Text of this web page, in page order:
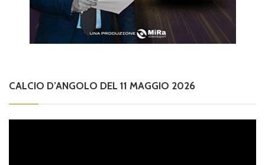
CALCIO D’ANGOLO DEL 11 MAGGIO 2026